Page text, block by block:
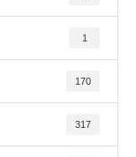
1
170
317